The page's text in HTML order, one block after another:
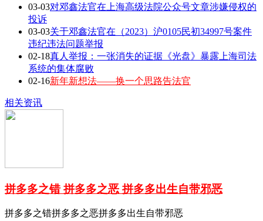
03-03对邓鑫法官在上海高级法院公众号文章涉嫌侵权的
投诉
03-03关于邓鑫法官在（2023）沪0105民初34997号案件
违纪违法问题举报
02-18真人举报：一张消失的证据《光盘》暴露上海司法
系统的集体腐败
02-16新年新想法——换一个思路告法官
相关资讯
拼多多之错 拼多多之恶 拼多多出生自带邪恶
拼多多之错拼多多之恶拼多多出生自带邪恶